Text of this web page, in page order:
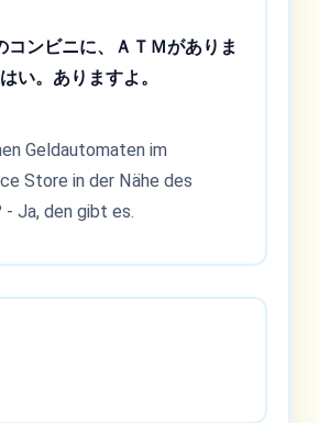
コンビニに、ＡＴＭがありま
い。ありますよ。
Geldautomaten im
Store in der Nähe des
- Ja, den gibt es.